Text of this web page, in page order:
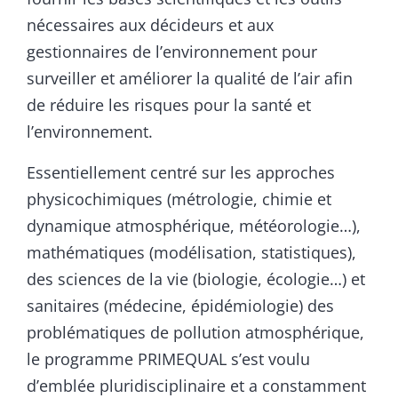
nécessaires aux décideurs et aux
gestionnaires de l’environnement pour
surveiller et améliorer la qualité de l’air afin
de réduire les risques pour la santé et
l’environnement.
Essentiellement centré sur les approches
physicochimiques (métrologie, chimie et
dynamique atmosphérique, météorologie…),
mathématiques (modélisation, statistiques),
des sciences de la vie (biologie, écologie…) et
sanitaires (médecine, épidémiologie) des
problématiques de pollution atmosphérique,
le programme PRIMEQUAL s’est voulu
d’emblée pluridisciplinaire et a constamment